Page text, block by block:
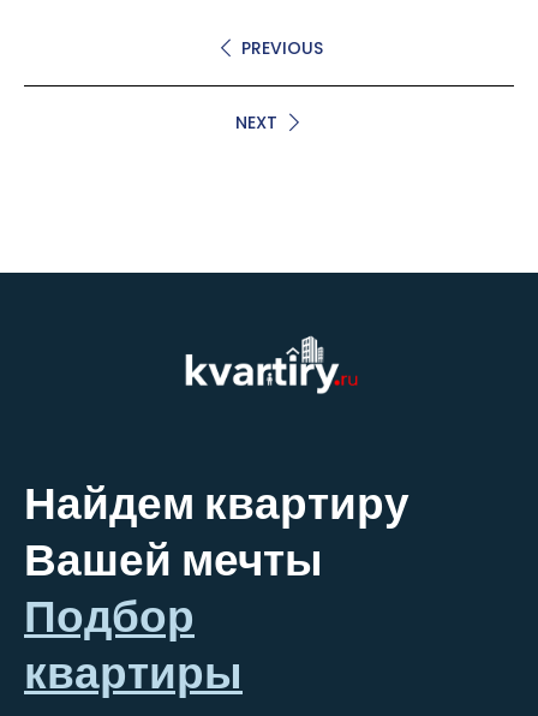
PREVIOUS
NEXT
Найдем квартиру
Вашей мечты
Подбор
квартиры